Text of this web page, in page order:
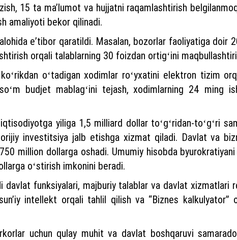
15 ta maʼlumot va hujjatni raqamlashtirish
amaliyoti bekor qilinadi.
eʼtibor qaratildi. Masalan, bozorlar faoliyatiga doir
orqali talablarning 30 foizdan ortigʻini
oʻtadigan xodimlar roʻyxatini elektron tizim
budjet mablagʻini tejash, xodimlarning 24 ming
yiliga 1,5 milliard dollar toʻgʻridan-toʻgʻri
investitsiya jalb etishga xizmat qiladi. Davlat va
million dollarga oshadi. Umumiy hisobda
oʻstirish imkonini beradi.
funksiyalari, majburiy talablar va davlat xizmatlari
intellekt orqali tahlil qilish va “Biznes kalkulyator”
uchun qulay muhit va davlat boshqaruvi